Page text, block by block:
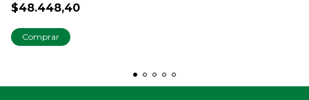
$48.448,40